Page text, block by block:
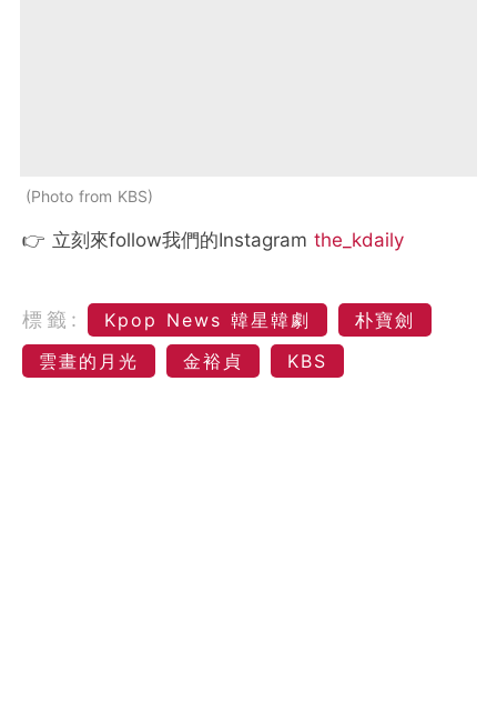
Photo from KBS
👉 立刻來follow我們的Instagram the_kdaily
標籤: Kpop News 韓星韓劇
朴寶劍
雲畫的月光
金裕貞 KBS